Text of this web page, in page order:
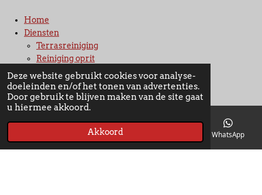
Deze website gebruikt cookies voor analyse-
doeleinden en/of het tonen van advertenties.
Door gebruik te blijven maken van de site gaat
u hiermee akkoord.
Akkoord
Home
Diensten
Terrasreiniging
Reiniging oprit
Totaalreiniging
Gevelreiniging
Parking / bedrijfsterrein reiniging
Inboedel service
Contact
Telefoonnummer WhatsApp